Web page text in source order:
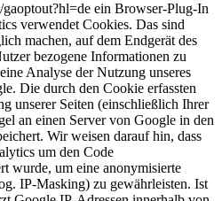
ein Browser-Plug-In
verwendet Cookies. Das sind
machen, auf dem Endgerät des
bezogene Informationen zu
Analyse der Nutzung unseres
Die durch den Cookie erfassten
unserer Seiten (einschließlich Ihrer
an einen Server von Google in den
Wir weisen darauf hin, dass
um den Code
wurde, um eine anonymisierte
IP-Masking) zu gewährleisten. Ist